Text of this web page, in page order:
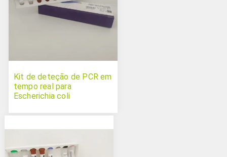
Kit de deteção de PCR em
tempo real para
Escherichia coli